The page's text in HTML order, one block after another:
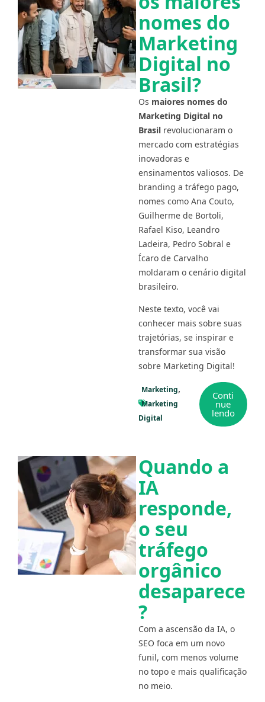
nomes do
Marketing
Digital no
Brasil?
Os maiores nomes do
Marketing Digital no
Brasil revolucionaram o
mercado com estratégias
inovadoras e
ensinamentos valiosos. De
branding a tráfego pago,
nomes como Ana Couto,
Guilherme de Bortoli,
Rafael Kiso, Leandro
Ladeira, Pedro Sobral e
Ícaro de Carvalho
moldaram o cenário digital
brasileiro.
Neste texto, você vai
conhecer mais sobre suas
trajetórias, se inspirar e
transformar sua visão
sobre Marketing Digital!
Marketing
Marketing
Digital
Conti
nue
lendo
Quando a
IA
responde,
o seu
tráfego
orgânico
desaparece
?
Com a ascensão da IA, o
SEO foca em um novo
funil, com menos volume
no topo e mais qualificação
no meio.